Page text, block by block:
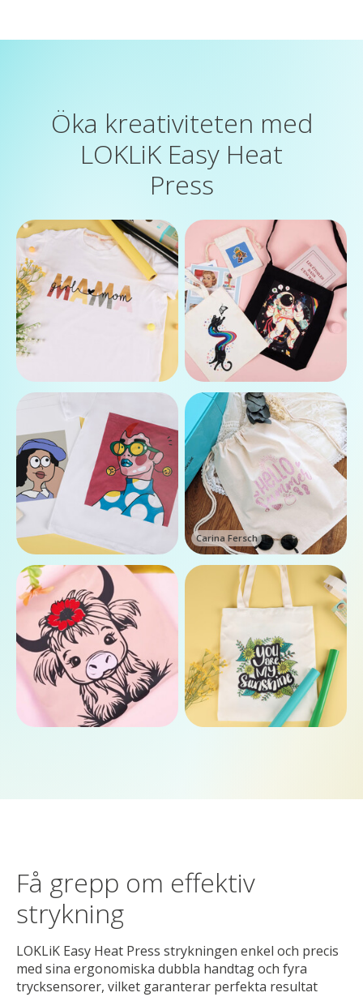
Öka kreativiteten med
LOKLiK Easy Heat
Press
Carina Fersch
Få grepp om effektiv
strykning
LOKLiK Easy Heat Press strykningen enkel och precis
med sina ergonomiska dubbla handtag och fyra
trycksensorer, vilket garanterar perfekta resultat